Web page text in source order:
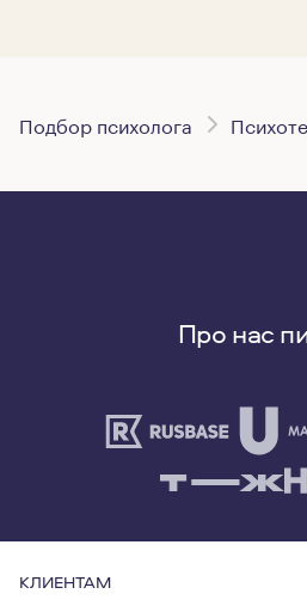
Подбор психолога
Про нас
КЛИЕНТАМ